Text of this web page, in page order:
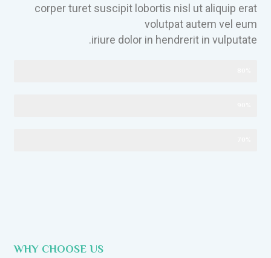
corper turet suscipit lobortis nisl ut aliquip erat
volutpat autem vel eum
iriure dolor in hendrerit in vulputate.
WHY CHOOSE US